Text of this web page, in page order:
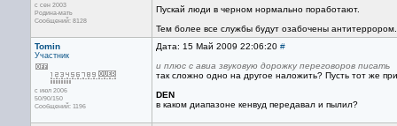
с сен 2003
Родина-мать
Сообщений: 8128
Пускай люди в черном нормально поработают.
Тем более все службы будут озабочены
Tomin
Участник
с июл 2006
50/90/150
Сообщений: 1196
Дата: 15 Май 2009 22:06:20 #
и плюс с авиа звуковую дорожку переговоров писать
так сложно одно на другое наложить? Пусть тот же
DEN
в каком диапазоне кенвуд передавал и пылил?